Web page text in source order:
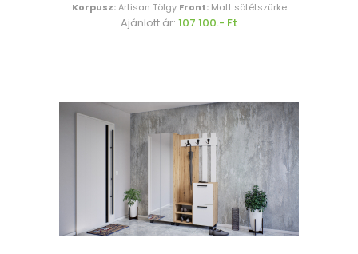
Korpusz:Artisan Tölgy Front:Matt sötétszürke
Ajánlott ár: 107 100.- Ft